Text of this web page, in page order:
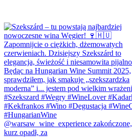
@warsaw_wine_experience zakończone,
kurz opadł, za